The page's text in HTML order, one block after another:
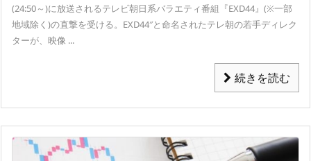
(24:50～)に放送されるテレビ朝日系バラエティ番組 『EXD44』(※一部
地域除く)の直撃を受ける。 EXD44″と命名されたテレ朝の若手ディレク
ターが、映像 ...
続きを読む